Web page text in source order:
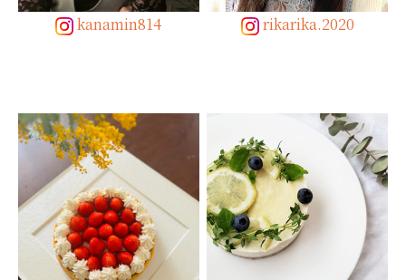
kanamin814 rikarika.2020